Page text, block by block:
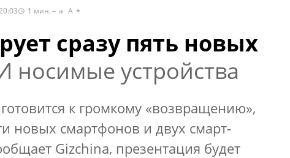
1 мин. a A
сразу пять новых
носимые устройства
к громкому «возвращению»,
новых смартфонов и двух смарт-
Gizchina, презентация будет